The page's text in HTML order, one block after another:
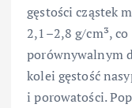
gęstości cząstek
2,1–2,8 g/cm³,
porównywalnym
kolei gęstość
i porowatości.